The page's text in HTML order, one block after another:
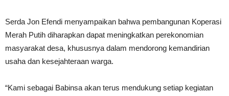
Serda Jon Efendi menyampaikan bahwa pembangunan Koperasi
Merah Putih diharapkan dapat meningkatkan perekonomian
masyarakat desa, khususnya dalam mendorong kemandirian
usaha dan kesejahteraan warga.
“Kami sebagai Babinsa akan terus mendukung setiap kegiatan